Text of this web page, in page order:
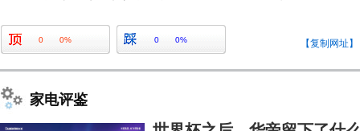
0 0% 0 0% 【复制网址】
家电评鉴